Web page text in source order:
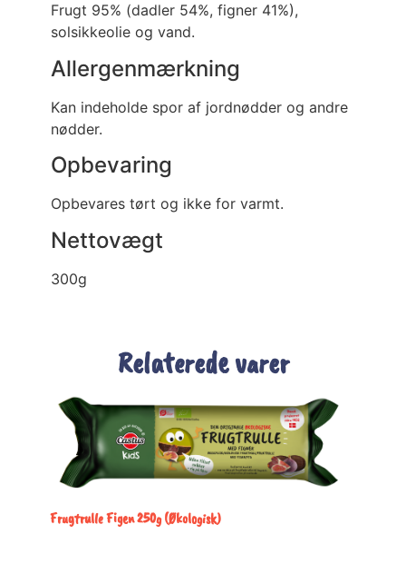
Frugt 95% (dadler 54%, figner 41%),
solsikkeolie og vand.
Allergenmærkning
Kan indeholde spor af jordnødder og andre
nødder.
Opbevaring
Opbevares tørt og ikke for varmt.
Nettovægt
300g
Relaterede varer
Frugtrulle Figen 250g (Økologisk)